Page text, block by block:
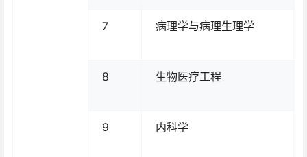
7 病理学与病理生理学
8 生物医疗工程
9 内科学